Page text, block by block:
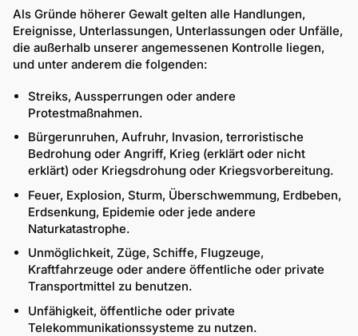
Als Gründe höherer Gewalt gelten alle Handlungen,
Ereignisse, Unterlassungen, Unterlassungen oder Unfälle,
die außerhalb unserer angemessenen Kontrolle liegen,
und unter anderem die folgenden:
Streiks, Aussperrungen oder andere
Protestmaßnahmen.
Bürgerunruhen, Aufruhr, Invasion, terroristische
Bedrohung oder Angriff, Krieg (erklärt oder nicht
erklärt) oder Kriegsdrohung oder Kriegsvorbereitung.
Feuer, Explosion, Sturm, Überschwemmung, Erdbeben,
Erdsenkung, Epidemie oder jede andere
Naturkatastrophe.
Unmöglichkeit, Züge, Schiffe, Flugzeuge,
Kraftfahrzeuge oder andere öffentliche oder private
Transportmittel zu benutzen.
Unfähigkeit, öffentliche oder private
Telekommunikationssysteme zu nutzen.